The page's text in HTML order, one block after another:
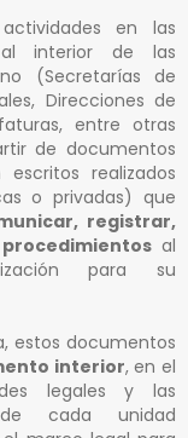
en las
al interior de las
(Secretarías de
Direcciones de
entre otras
de documentos
realizados
o privadas) que
registrar,
al
para su
estos documentos
interior, en el
legales y las
cada unidad